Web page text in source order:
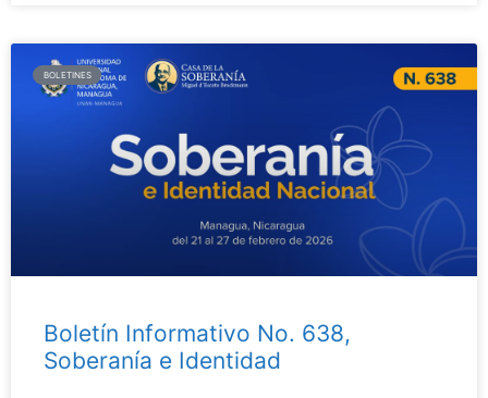
BOLETINES
Boletín Informativo No. 638,
Soberanía e Identidad